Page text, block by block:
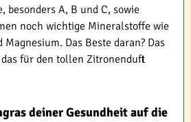
besonders A, B und C, sowie
noch wichtige Mineralstoffe wie
Das Beste daran? Das
für den tollen Zitronenduft
deiner Gesundheit auf die